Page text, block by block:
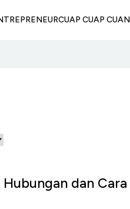
CUAP CUAP CUAN
dan Cara